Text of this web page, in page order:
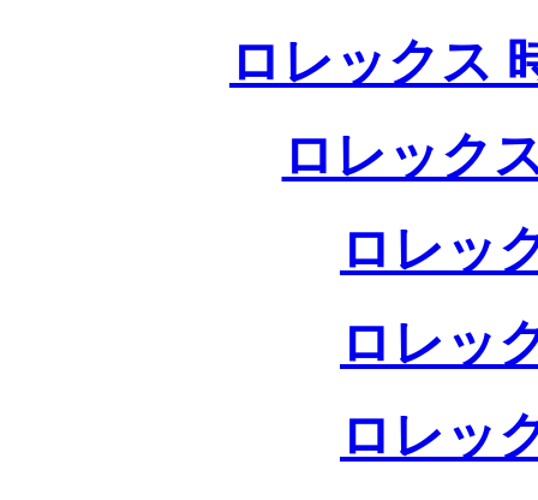
ロレックス
ロレック
ロレッ
ロレッ
ロレッ